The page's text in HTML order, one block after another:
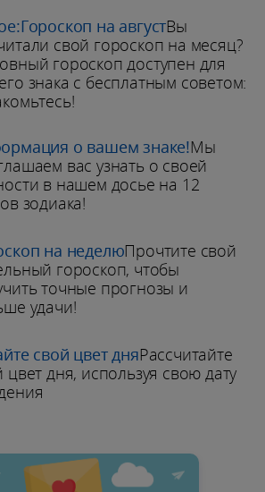
на августВы
свой гороскоп на месяц?
гороскоп доступен для
знака с бесплатным советом:
о вашем знаке!Мы
вас узнать о своей
в нашем досье на 12
зодиака!
на неделюПрочтите свой
гороскоп, чтобы
точные прогнозы и
удачи!
свой цвет дняРассчитайте
цвет дня, используя свою дату